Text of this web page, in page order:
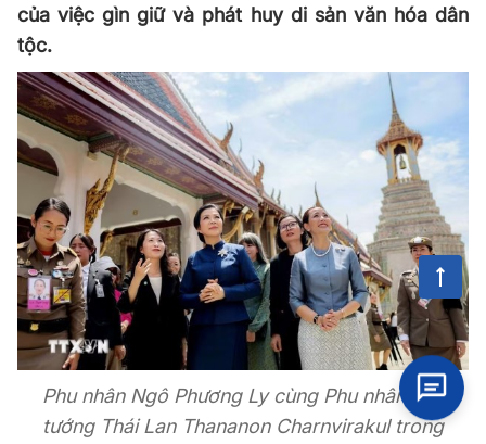
của việc gìn giữ và phát huy di sản văn hóa dân
tộc.
Phu nhân Ngô Phương Ly cùng Phu nhân Thủ
tướng Thái Lan Thananon Charnvirakul trong